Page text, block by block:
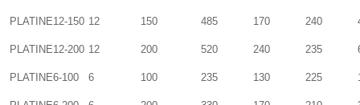
PLATINE12-150 12 150 485 170 240
PLATINE12-200 12 200 520 240 235
PLATINE6-100 6 100 235 130 225